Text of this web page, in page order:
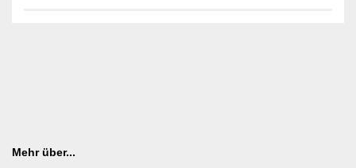
Mehr über...